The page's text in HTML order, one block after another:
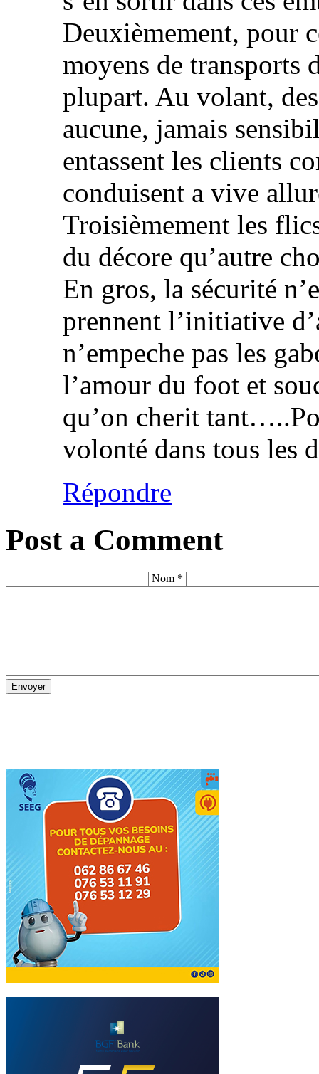
Deuxièmement, pour
moyens de transports
plupart. Au volant,
aucune, jamais
entassent les clients
conduisent a vive
Troisièmement les
du décore qu’autre
En gros, la sécurité
prennent l’initiative
n’empeche pas les
l’amour du foot et
qu’on cherit
volonté dans tous les
Répondre
Post a Comment
Nom *